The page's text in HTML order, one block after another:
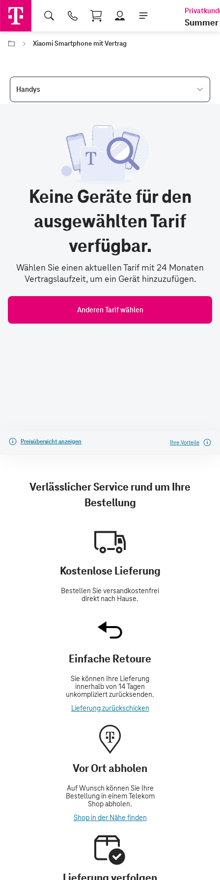
Shopping Cart
Summer
Xiaomi Smartphone mit Vertrag
Handys
Keine Geräte für den
ausgewählten Tarif
verfügbar.
Wählen Sie einen aktuellen Tarif mit 24 Monaten
Vertragslaufzeit, um ein Gerät hinzuzufügen.
Anderen Tarif wählen
Preisübersicht anzeigen Ihre Vorteile